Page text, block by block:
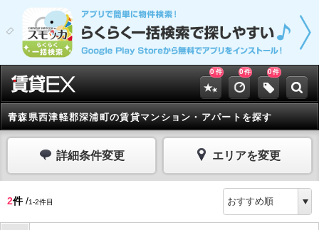
0 件 0件 0件
青森県西津軽郡深浦町の賃貸マンション・アパートを探す
詳細条件変更 エリアを変更
2件/1-2件目